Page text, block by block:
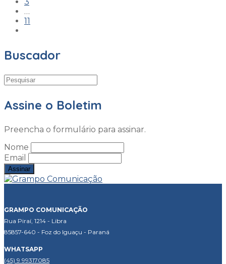
…
11
Buscador
Assine o Boletim
Preencha o formulário para assinar.
Nome
Email
GRAMPO COMUNICAÇÃO
Rua Piraí, 1214 - Libra
85857-640 - Foz do Iguaçu - Paraná
WHATSAPP
(45) 9 99317085